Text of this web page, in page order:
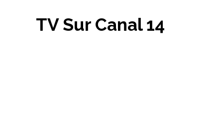
TV Sur Canal 14